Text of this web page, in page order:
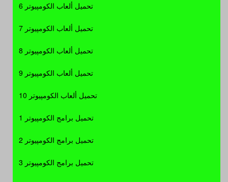
تحميل ألعاب الكومپيوتر 6
تحميل ألعاب الكومپيوتر 7
تحميل ألعاب الكومپيوتر 8
تحميل ألعاب الكومپيوتر 9
تحميل ألعاب الكومپيوتر 10
تحميل برامج الكومپيوتر 1
تحميل برامج الكومپيوتر 2
تحميل برامج الكومپيوتر 3